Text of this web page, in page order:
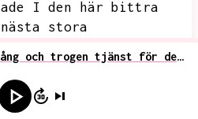
I den här bittra
nästa stora
som dök upp.
Trump.
mest inbitna anti-
Dick Cheney död efter lång och trogen tjänst för den djupa staten och det militärindustriella komplexet